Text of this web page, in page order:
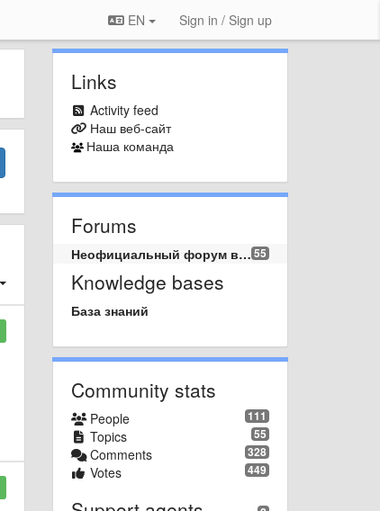
EN Sign in / Sign up
Links
Activity feed
Наш веб-сайт
Наша команда
Forums
55
Неофициальный форум вопросов и предложений.
Knowledge bases
База знаний
Community stats
111
People
55
Topics
328
Comments
449
Votes